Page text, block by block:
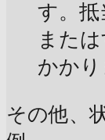
す。抵
また
かか
その他、